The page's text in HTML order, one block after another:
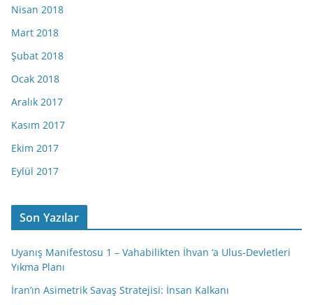
Nisan 2018
Mart 2018
Şubat 2018
Ocak 2018
Aralık 2017
Kasım 2017
Ekim 2017
Eylül 2017
Son Yazılar
Uyanış Manifestosu 1 – Vahabilikten İhvan ‘a Ulus-Devletleri
Yıkma Planı
İran’ın Asimetrik Savaş Stratejisi: İnsan Kalkanı